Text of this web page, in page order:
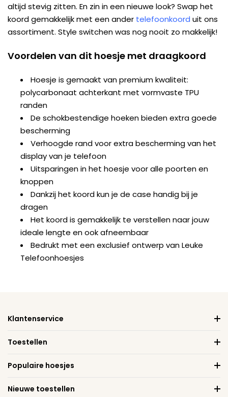
altijd stevig zitten. En zin in een nieuwe look? Swap het
koord gemakkelijk met een ander telefoonkoord uit ons
assortiment. Style switchen was nog nooit zo makkelijk!
Voordelen van dit hoesje met draagkoord
Hoesje is gemaakt van premium kwaliteit:
polycarbonaat achterkant met vormvaste TPU
randen
De schokbestendige hoeken bieden extra goede
bescherming
Verhoogde rand voor extra bescherming van het
display van je telefoon
Uitsparingen in het hoesje voor alle poorten en
knoppen
Dankzij het koord kun je de case handig bij je
dragen
Het koord is gemakkelijk te verstellen naar jouw
ideale lengte en ook afneembaar
Bedrukt met een exclusief ontwerp van Leuke
Telefoonhoesjes
Klantenservice
Toestellen
Populaire hoesjes
Nieuwe toestellen